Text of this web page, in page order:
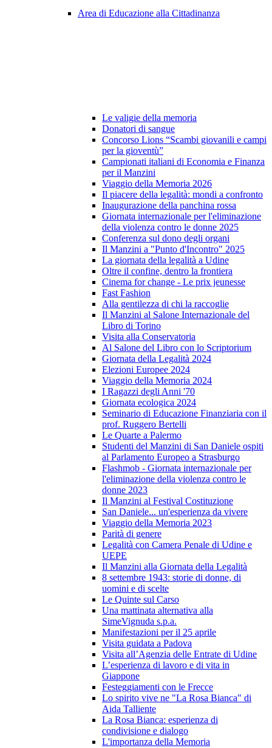
Area di Educazione alla Cittadinanza
Le valigie della memoria
Donatori di sangue
Concorso Lions “Scambi giovanili e campi
per la gioventù”
Campionati italiani di Economia e Finanza
per il Manzini
Viaggio della Memoria 2026
Il piacere della legalità: mondi a confronto
Inaugurazione della panchina rossa
Giornata internazionale per l'eliminazione
della violenza contro le donne 2025
Conferenza sul dono degli organi
Il Manzini a "Punto d'Incontro" 2025
La giornata della legalità a Udine
Oltre il confine, dentro la frontiera
Cinema for change - Le prix jeunesse
Fast Fashion
Alla gentilezza di chi la raccoglie
Il Manzini al Salone Internazionale del
Libro di Torino
Visita alla Conservatoria
Al Salone del Libro con lo Scriptorium
Giornata della Legalità 2024
Elezioni Europee 2024
Viaggio della Memoria 2024
I Ragazzi degli Anni '70
Giornata ecologica 2024
Seminario di Educazione Finanziaria con il
prof. Ruggero Bertelli
Le Quarte a Palermo
Studenti del Manzini di San Daniele ospiti
al Parlamento Europeo a Strasburgo
Flashmob - Giornata internazionale per
l'eliminazione della violenza contro le
donne 2023
Il Manzini al Festival Costituzione
San Daniele... un'esperienza da vivere
Viaggio della Memoria 2023
Parità di genere
Legalità con Camera Penale di Udine e
UEPE
Il Manzini alla Giornata della Legalità
8 settembre 1943: storie di donne, di
uomini e di scelte
Le Quinte sul Carso
Una mattinata alternativa alla
SimeVignuda s.p.a.
Manifestazioni per il 25 aprile
Visita guidata a Padova
Visita all’Agenzia delle Entrate di Udine
L’esperienza di lavoro e di vita in
Giappone
Festeggiamenti con le Frecce
Lo spirito vive ne "La Rosa Bianca" di
Aida Talliente
La Rosa Bianca: esperienza di
condivisione e dialogo
L'importanza della Memoria